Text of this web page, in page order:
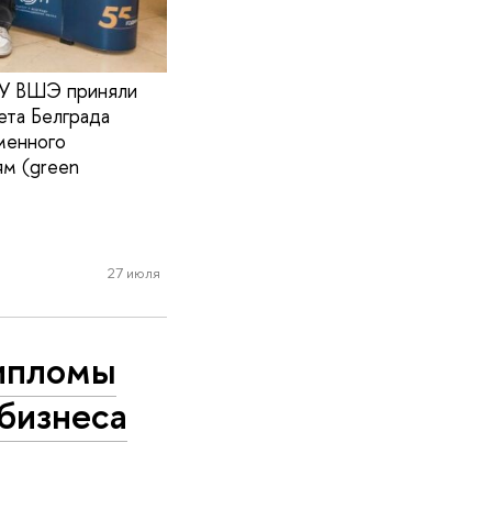
ВШЭ приняли
Белграда
(green
27 июля